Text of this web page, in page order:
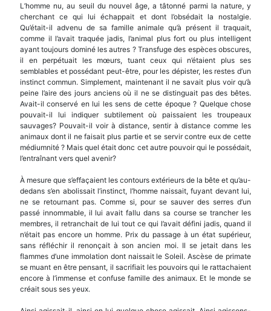
L’homme nu, au seuil du nouvel âge, a tâtonné parmi la nature, y
cherchant ce qui lui échappait et dont l’obsédait la nostalgie.
Qu’était-il advenu de sa famille animale qu’à présent il traquait,
comme il l’avait traquée jadis, l’animal plus fort ou plus intelligent
ayant toujours dominé les autres ? Trans­fuge des espèces obscures,
il en perpétuait les mœurs, tuant ceux qui n’étaient plus ses
semblables et possédant peut-être, pour les dépister, les restes d’un
instinct commun. Simplement, maintenant il ne savait plus voir qu’à
peine l’aire des jours anciens où il ne se distinguait pas des bêtes.
Avait-il con­servé en lui les sens de cette époque ? Quelque chose
pouvait-il lui indiquer subtilement où paissaient les troupeaux
sauvages? Pouvait-il voir à distance, sentir à distance comme les
animaux dont il ne faisait plus partie et se servir contre eux de cette
médiumnité ? Mais quel était donc cet autre pouvoir qui le possédait,
l’entraînant vers quel avenir?
À mesure que s’effaçaient les contours exté­rieurs de la bête et qu’au-
dedans s’en abolissait l’instinct, l’homme naissait, fuyant devant lui,
ne se retournant pas. Comme si, pour se sauver des serres d’un
passé innommable, il lui avait fallu dans sa course se trancher les
membres, il retranchait de lui tout ce qui l’avait défini jadis, quand il
n’était pas encore un homme. Prix du passage à un état supé­rieur,
sans réfléchir il renonçait à son ancien moi. Il se jetait dans les
flammes d’une immolation dont naissait le Soleil. Ascèse de primate
se muant en être pensant, il sacrifiait les pouvoirs qui le ratta­chaient
encore à l’immense et confuse famille des animaux. Et le monde se
créait sous ses yeux.